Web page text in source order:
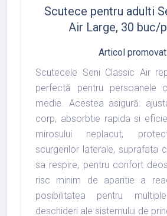
Scutece pentru adulti
Air Large, 30 buc/
Articol promovat
Scutecele Seni Classic Air
perfectă pentru persoanele
medie. Acestea asigură:
corp, absorbtie rapida si
mirosului neplacut,
scurgerilor laterale, suprafata
sa respire, pentru confort
risc minim de aparitie a
posibilitatea pentru
deschideri ale sistemului de